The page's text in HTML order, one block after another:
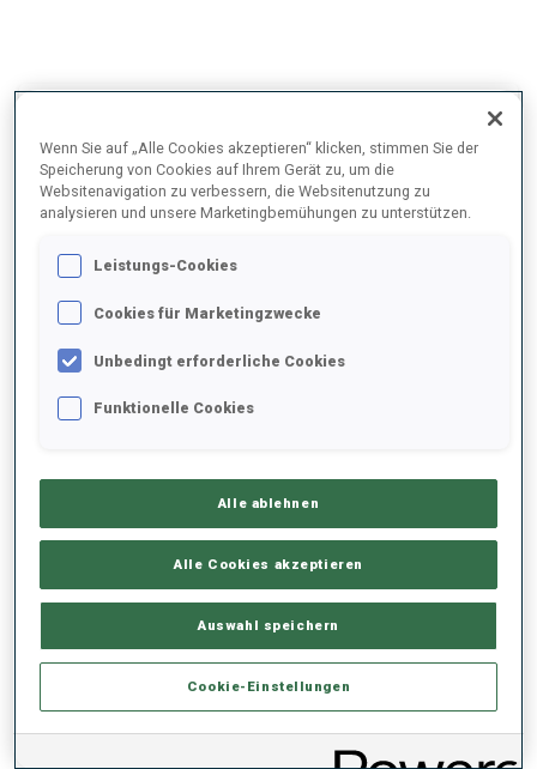
PERFORMANCE
SKIZEIT HINTER DER SPITZE
LIEGENDSCHIESSEN
PERFORMANCE TREND
100%
Wenn Sie auf „Alle Cookies akzeptieren“ klicken, stimmen Sie der
Speicherung von Cookies auf Ihrem Gerät zu, um die
Websitenavigation zu verbessern, die Websitenutzung zu
analysieren und unsere Marketingbemühungen zu unterstützen.
Leistungs-Cookies
Cookies für Marketingzwecke
Unbedingt erforderliche Cookies
Funktionelle Cookies
Alle ablehnen
Alle Cookies akzeptieren
Auswahl speichern
Cookie-Einstellungen